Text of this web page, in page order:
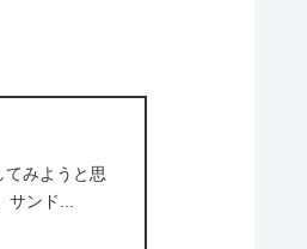
みようと思
ンド...